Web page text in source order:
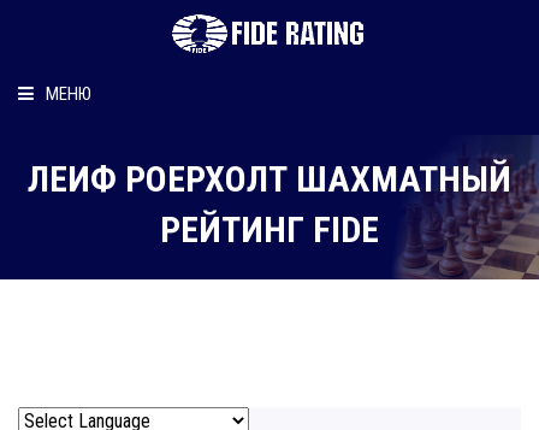
МЕНЮ
Рейтинг шахматиста
Персональный информер
ЛЕИФ РОЕРХОЛТ ШАХМАТНЫЙ
РЕЙТИНГ FIDE